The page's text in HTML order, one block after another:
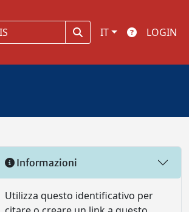
IT LOGIN
Informazioni
Utilizza questo identificativo per